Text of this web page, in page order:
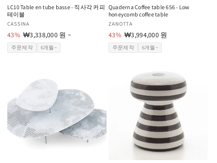
LC10 Table en tube basse - 직사각 커피
테이블
공
급
업
체:
CASSINA
43% 할
인
가
₩3,338,000 원 ~
주문제작 6개월~
Quaderna Coffee table 656 - Low
honeycomb coffee table
공
급
업
체:
ZANOTTA
43% 할
인
가
₩3,994,000 원
주문제작 6개월~